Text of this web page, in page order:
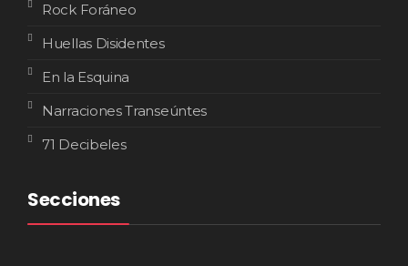
Rock Foráneo
Huellas Disidentes
En la Esquina
Narraciones Transeúntes
71 Decibeles
Secciones